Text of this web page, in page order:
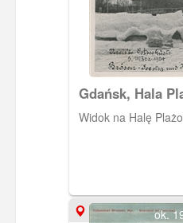
Gdańsk, Hala
Widok na Halę
ok.